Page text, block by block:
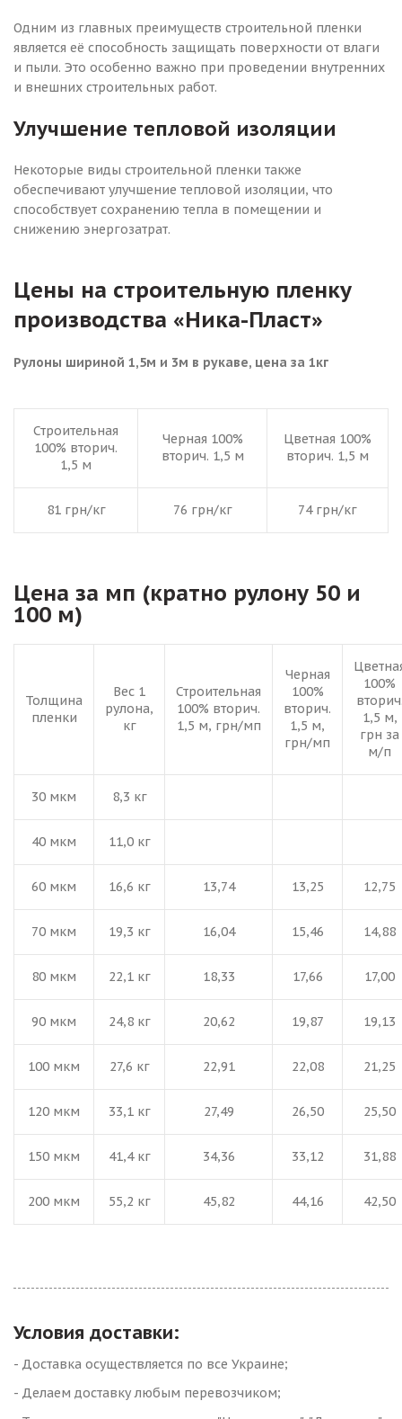
Одним из главных преимуществ строительной пленки
является её способность защищать поверхности от влаги
и пыли. Это особенно важно при проведении внутренних
и внешних строительных работ.
Улучшение тепловой изоляции
Некоторые виды строительной пленки также
обеспечивают улучшение тепловой изоляции, что
способствует сохранению тепла в помещении и
снижению энергозатрат.
Цены на строительную пленку
производства «Ника-Пласт»
Рулоны шириной 1,5м и 3м в рукаве, цена за 1кг
Строительная
100% вторич.
1,5 м
Черная 100%
вторич. 1,5 м
Цветная 100%
вторич. 1,5 м
81 грн/кг 76 грн/кг 74 грн/кг
Цена за мп (кратно рулону 50 и
100 м)
Толщина
пленки
Вес 1
рулона,
кг
Строительная
100% вторич.
1,5 м, грн/мп
Черная
100%
вторич.
1,5 м,
грн/мп
100%
1,5 м,
грн за
м/п
30 мкм 8,3 кг
40 мкм 11,0 кг
60 мкм 16,6 кг 13,74 13,25 12,75
70 мкм 19,3 кг 16,04 15,46 14,88
80 мкм 22,1 кг 18,33 17,66 17,00
90 мкм 24,8 кг 20,62 19,87 19,13
100 мкм 27,6 кг 22,91 22,08 21,25
120 мкм 33,1 кг 27,49 26,50 25,50
150 мкм 41,4 кг 34,36 33,12 31,88
200 мкм 55,2 кг 45,82 44,16 42,50
Условия доставки:
- Доставка осуществляется по все Украине;
- Делаем доставку любым перевозчиком;